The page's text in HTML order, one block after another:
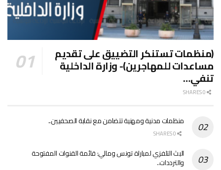
(منظمات تستنكر التضييق على تقديم
مساعدات للمهاجرين)- وزارة الداخلية
تنفي…
0 SHARES
منظمات مدنية ومهنية تتضامن مع نقابة الصحفيين..
0 SHARES
البث التلفزي لمباراة تونس ومالي: قائمة القنوات المفتوحة
والترددات..